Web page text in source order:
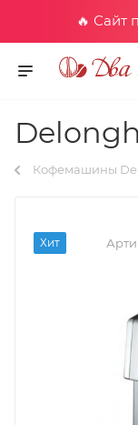
🔥 Сайт
Кофемашины
Хит